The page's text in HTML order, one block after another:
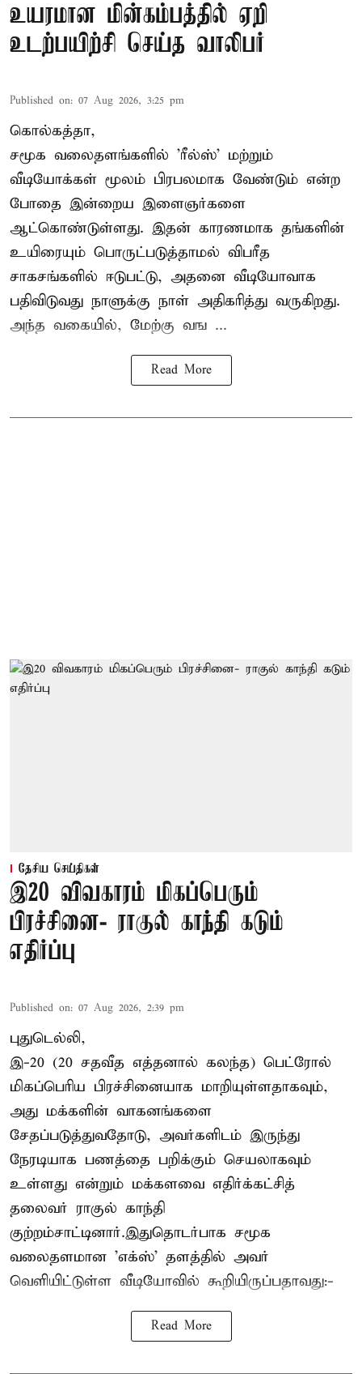
உயரமான மின்கம்பத்தில் ஏறி
உடற்பயிற்சி செய்த வாலிபர்
Published on: 07 Aug 2026, 3:25 pm
கொல்கத்தா,
சமூக வலைதளங்களில் 'ரீல்ஸ்' மற்றும்
வீடியோக்கள் மூலம் பிரபலமாக வேண்டும் என்ற
போதை இன்றைய இளைஞர்களை
ஆட்கொண்டுள்ளது. இதன் காரணமாக தங்களின்
உயிரையும் பொருட்படுத்தாமல் விபரீத
சாகசங்களில் ஈடுபட்டு, அதனை வீடியோவாக
பதிவிடுவது நாளுக்கு நாள் அதிகரித்து வருகிறது.
அந்த வகையில், மேற்கு வங ...
Read More
தேசிய செய்திகள்
இ20 விவகாரம் மிகப்பெரும்
பிரச்சினை- ராகுல் காந்தி கடும்
எதிர்ப்பு
Published on: 07 Aug 2026, 2:39 pm
புதுடெல்லி,
இ-20 (20 சதவீத எத்தனால் கலந்த) பெட்ரோல்
மிகப்பெரிய பிரச்சினையாக மாறியுள்ளதாகவும்,
அது மக்களின் வாகனங்களை
சேதப்படுத்துவதோடு, அவர்களிடம் இருந்து
நேரடியாக பணத்தை பறிக்கும் செயலாகவும்
உள்ளது என்றும் மக்களவை எதிர்க்கட்சித்
தலைவர் ராகுல் காந்தி
குற்றம்சாட்டினார்.இதுதொடர்பாக சமூக
வலைதளமான 'எக்ஸ்' தளத்தில் அவர்
வெளியிட்டுள்ள வீடியோவில் கூறியிருப்பதாவது:-
Read More